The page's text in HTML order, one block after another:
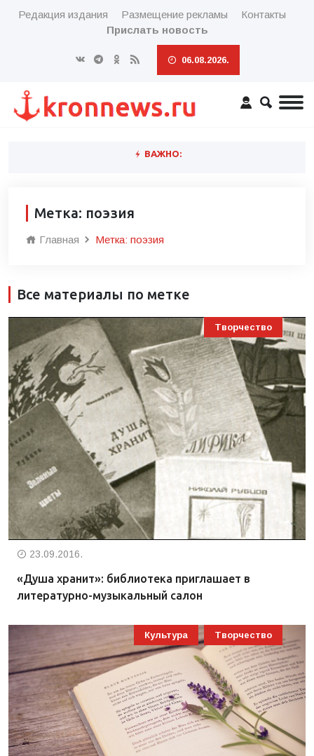
Редакция издания Размещение рекламы
Контакты
Прислать новость
06.08.2026.
ВАЖНО:
Метка: поэзия
Главная Метка: поэзия
Все материалы по метке
Творчество
23.09.2016.
«Душа хранит»: библиотека приглашает в
литературно-музыкальный салон
Культура Творчество